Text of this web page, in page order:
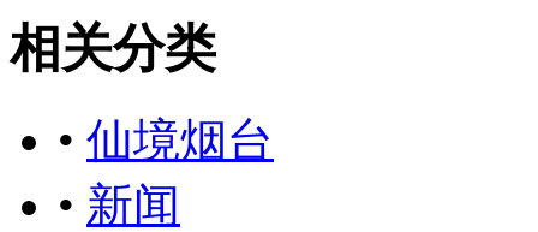
相关分类
• 仙境烟台
• 新闻